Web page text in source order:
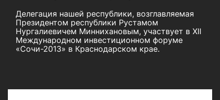
Делегация нашей республики, возглавляемая
Президентом республики Рустамом
Нургалиевичем Миннихановым, участвует в XII
Международном инвестиционном форуме
«Сочи-2013» в Краснодарском крае.